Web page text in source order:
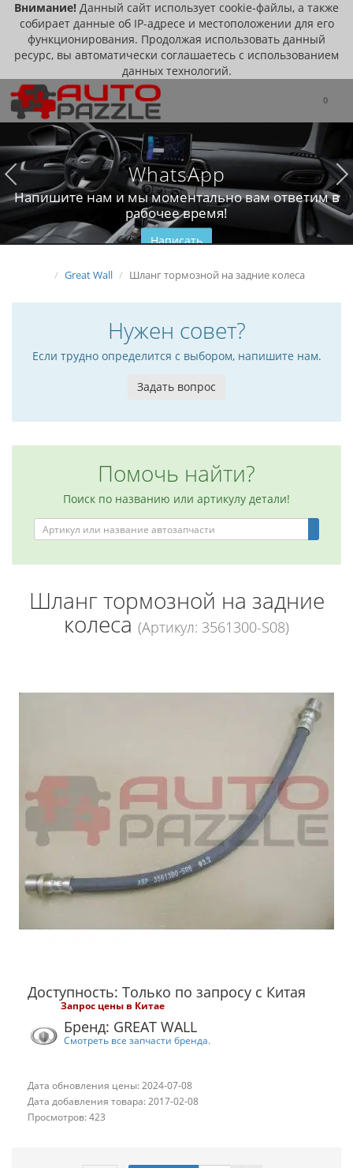
Внимание! Данный сайт использует cookie-файлы, а также
собирает данные об IP-адресе и местоположении для его
функционирования. Продолжая использовать данный
ресурс, вы автоматически соглашаетесь с использованием
данных технологий.
0
WhatsApp
Напишите нам и мы моментально вам ответим в
рабочее время!
Написать
Great Wall Шланг тормозной на задние колеса
Нужен совет?
Если трудно определится с выбором, напишите нам.
Задать вопрос
Помочь найти?
Поиск по названию или артикулу детали!
Шланг тормозной на задние
колеса (Артикул: 3561300-S08)
Доступность: Только по запросу с Китая
Запрос цены в Китае
Бренд: GREAT WALL
Смотреть все запчасти бренда.
Дата обновления цены: 2024-07-08
Дата добавления товара: 2017-02-08
Просмотров: 423